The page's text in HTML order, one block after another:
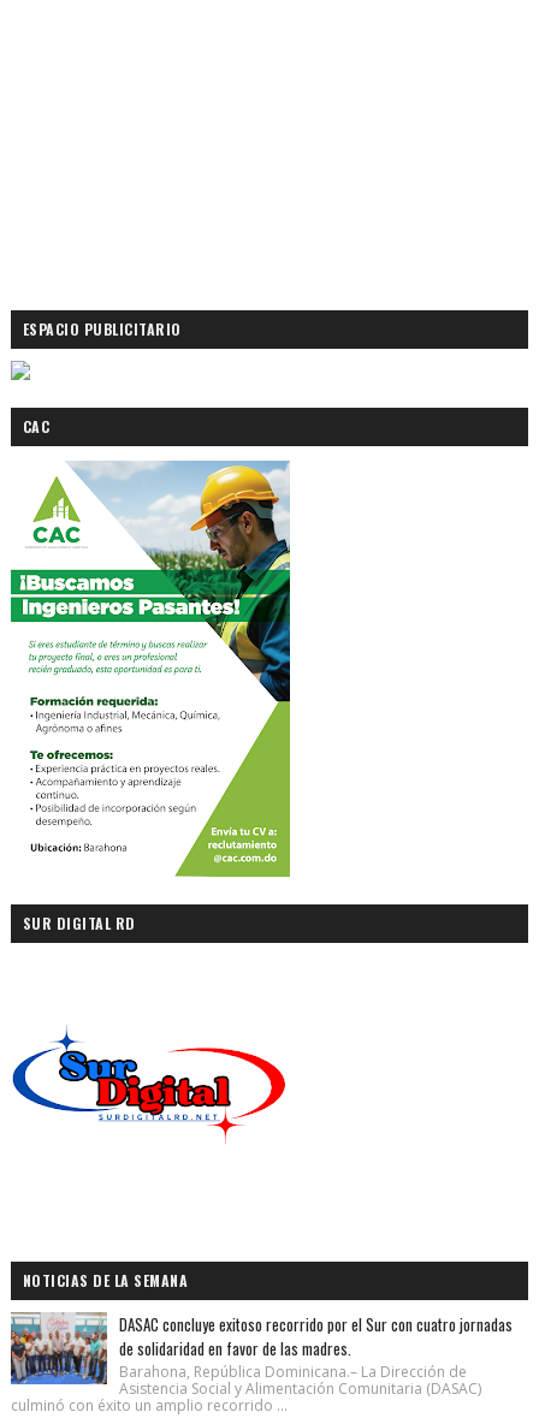
ESPACIO PUBLICITARIO
CAC
SUR DIGITAL RD
NOTICIAS DE LA SEMANA
DASAC concluye exitoso recorrido por el Sur con cuatro jornadas
de solidaridad en favor de las madres.
Barahona, República Dominicana.– La Dirección de
Asistencia Social y Alimentación Comunitaria (DASAC)
culminó con éxito un amplio recorrido ...